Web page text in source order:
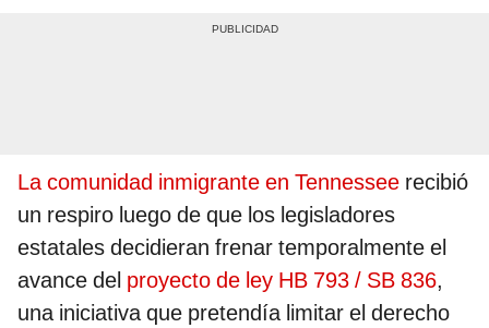
La comunidad inmigrante en Tennessee recibió
un respiro luego de que los legisladores
estatales decidieran frenar temporalmente el
avance del proyecto de ley HB 793 / SB 836,
una iniciativa que pretendía limitar el derecho